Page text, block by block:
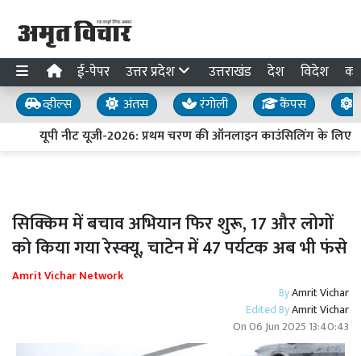
ई-पेपर उत्तर प्रदेश उत्तराखंड देश विदेश
व्हील्स अंतस रंगोली कैंपस
यूपी नीट यूजी-2026: प्रथम चरण की ऑनलाइन काउंसिलिंग के लिए
सिक्किम में बचाव अभियान फिर शुरू, 17 और लोगों
को किया गया रेस्क्यू, चाटेन में 47 पर्यटक अब भी फंसे
Amrit Vichar Network
ByAmrit Vichar
Edited ByAmrit Vichar
On06 Jun 2025 13:40:43